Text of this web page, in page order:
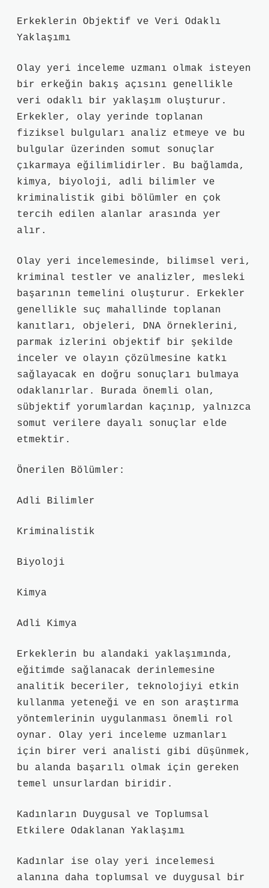
Erkeklerin Objektif ve Veri Odaklı
Yaklaşımı
Olay yeri inceleme uzmanı olmak isteyen
bir erkeğin bakış açısını genellikle
veri odaklı bir yaklaşım oluşturur.
Erkekler, olay yerinde toplanan
fiziksel bulguları analiz etmeye ve bu
bulgular üzerinden somut sonuçlar
çıkarmaya eğilimlidirler. Bu bağlamda,
kimya, biyoloji, adli bilimler ve
kriminalistik gibi bölümler en çok
tercih edilen alanlar arasında yer
alır.
Olay yeri incelemesinde, bilimsel veri,
kriminal testler ve analizler, mesleki
başarının temelini oluşturur. Erkekler
genellikle suç mahallinde toplanan
kanıtları, objeleri, DNA örneklerini,
parmak izlerini objektif bir şekilde
inceler ve olayın çözülmesine katkı
sağlayacak en doğru sonuçları bulmaya
odaklanırlar. Burada önemli olan,
sübjektif yorumlardan kaçınıp, yalnızca
somut verilere dayalı sonuçlar elde
etmektir.
Önerilen Bölümler:
Adli Bilimler
Kriminalistik
Biyoloji
Kimya
Adli Kimya
Erkeklerin bu alandaki yaklaşımında,
eğitimde sağlanacak derinlemesine
analitik beceriler, teknolojiyi etkin
kullanma yeteneği ve en son araştırma
yöntemlerinin uygulanması önemli rol
oynar. Olay yeri inceleme uzmanları
için birer veri analisti gibi düşünmek,
bu alanda başarılı olmak için gereken
temel unsurlardan biridir.
Kadınların Duygusal ve Toplumsal
Etkilere Odaklanan Yaklaşımı
Kadınlar ise olay yeri incelemesi
alanına daha toplumsal ve duygusal bir